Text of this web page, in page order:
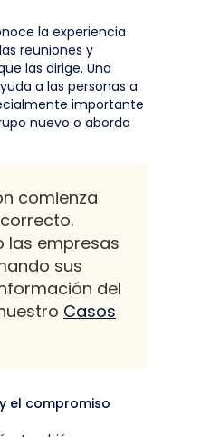
la experiencia
reuniones y
las dirige. Una
a las personas a
importante
nuevo o aborda
comienza
las empresas
sus
del
Casos
el compromiso